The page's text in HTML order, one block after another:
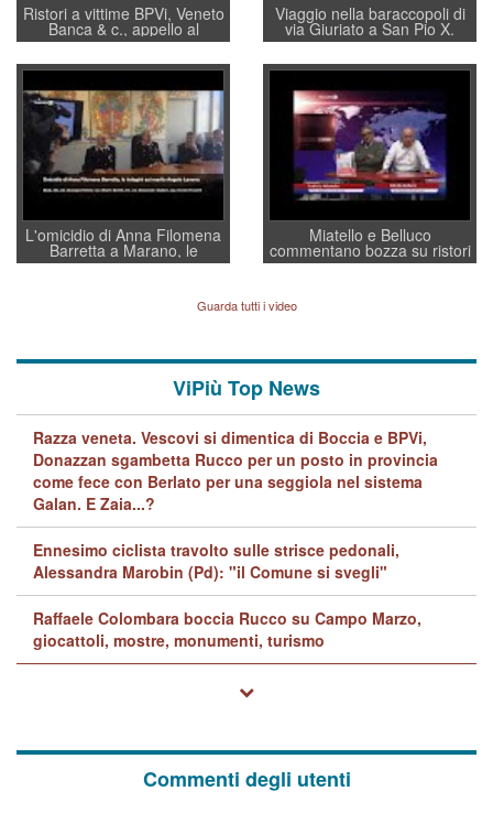
Ristori a vittime BPVi, Veneto
Banca & c., appello al
sottosegretario Alessio
Villarosa: per mettere ordine
convochi con Di Maio CNCU
a supporto della cabina di
regia al Mef
Viaggio nella baraccopoli di
via Giuriato a San Pio X.
Vicenza ai Vicentini: “faremo
un regalo di Natale ai
residenti”
L'omicidio di Anna Filomena
Barretta a Marano, le
indagini dei carabinieri di
Lavarra: più avvincenti di
quelle di... Barbara D'Urso
Miatello e Belluco
commentano bozza su ristori
BPVi e Veneto Banca
Guarda tutti i video
ViPiù Top News
Razza veneta. Vescovi si dimentica di Boccia e BPVi,
Donazzan sgambetta Rucco per un posto in provincia
come fece con Berlato per una seggiola nel sistema
Galan. E Zaia...?
Ennesimo ciclista travolto sulle strisce pedonali,
Alessandra Marobin (Pd): "il Comune si svegli"
Raffaele Colombara boccia Rucco su Campo Marzo,
giocattoli, mostre, monumenti, turismo
Commenti degli utenti